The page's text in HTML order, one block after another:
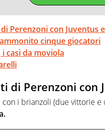
Perenzoni con Juventus
cinque giocatori
i casi da moviola
di Perenzoni con
i brianzoli (due vittorie e